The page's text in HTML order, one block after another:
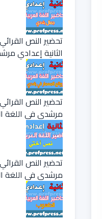
تحضير النص
الثانية إعدادي
تحضير النص
مرشدي في اللغة
تحضير النص
مرشدي في اللغة